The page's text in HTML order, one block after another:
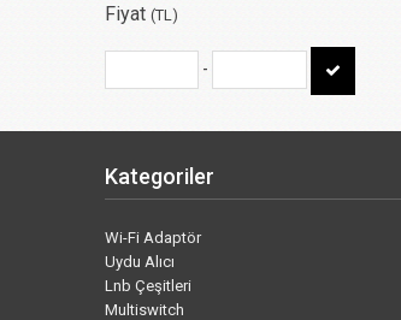
Fiyat (TL)
-
Kategoriler
Wi-Fi Adaptör
Uydu Alıcı
Lnb Çeşitleri
Multiswitch